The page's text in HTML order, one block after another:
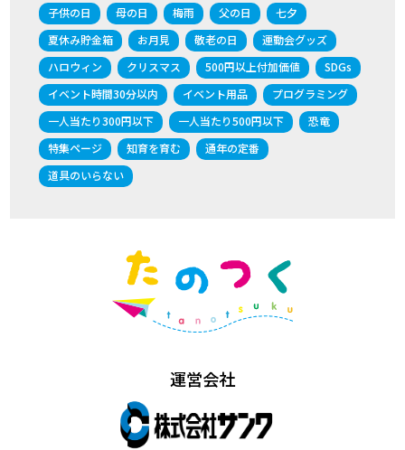
子供の日
母の日 梅雨 父の日
七夕
夏休み貯金箱
お月見 敬老の日
運動会グッズ
ハロウィン
クリスマス 500円以上付加価値
SDGs
イベント時間30分以内
イベント用品
プログラミング
一人当たり300円以下
一人当たり500円以下
恐竜
特集ページ
知育を育む
通年の定番
道具のいらない
運営会社